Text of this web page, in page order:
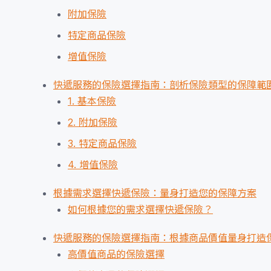
附加保險
特定商品保險
增值保險
快遞服務的保險選擇指南：剖析保險類型的保障範
1. 基本保險
2. 附加保險
3. 特定商品保險
4. 增值保險
根據需求選擇快遞保險：量身打造您的保障方案
如何根據您的需求選擇快遞保險？
快遞服務的保險選擇指南：根據商品價值量身打造
高價值商品的保險選擇